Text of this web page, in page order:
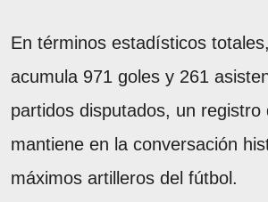
En términos estadísticos
acumula 971 goles y 261
partidos disputados, un registro
mantiene en la conversación
máximos artilleros del fútbol.